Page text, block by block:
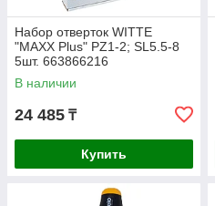
Набор отверток WITTE
"MAXX Plus" PZ1-2; SL5.5-8
5шт. 663866216
В наличии
24 485 ₸
Купить